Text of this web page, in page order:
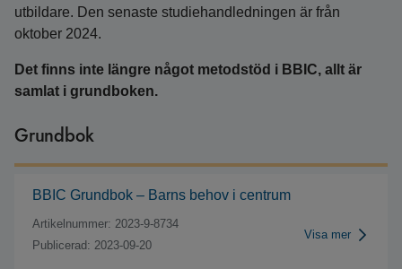
utbildare. Den senaste studiehandledningen är från
oktober 2024.
Det finns inte längre något metodstöd i BBIC, allt är
samlat i grundboken.
Grundbok
BBIC Grundbok – Barns behov i centrum
Artikelnummer: 2023-9-8734
Publicerad: 2023-09-20
Visa mer